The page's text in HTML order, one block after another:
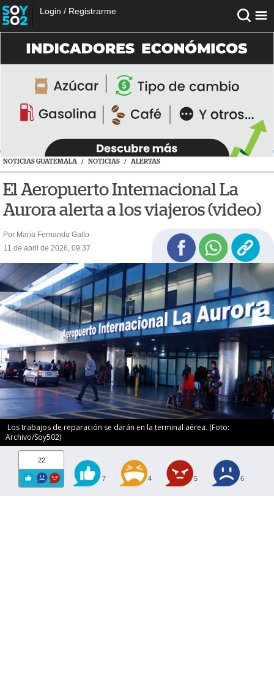
Login / Registrarme
NOTICIAS GUATEMALA / NOTICIAS / ALERTAS
El Aeropuerto Internacional La
Aurora alerta a los viajeros (video)
Por Maria Fernanda Gallo
11 de abril de 2026, 09:37
Los trabajos de reparación se darán en la terminal aérea. (Foto:
Archivo/Soy502)
22
7 4 5 6